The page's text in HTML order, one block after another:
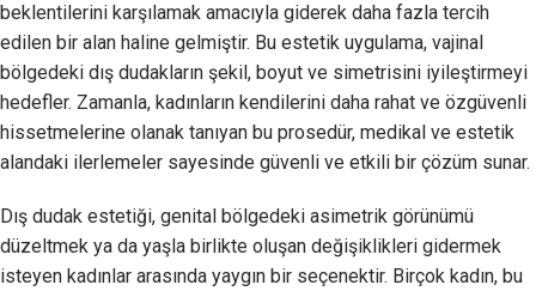
beklentilerini karşılamak amacıyla giderek daha fazla tercih
edilen bir alan haline gelmiştir. Bu estetik uygulama, vajinal
bölgedeki dış dudakların şekil, boyut ve simetrisini iyileştirmeyi
hedefler. Zamanla, kadınların kendilerini daha rahat ve özgüvenli
hissetmelerine olanak tanıyan bu prosedür, medikal ve estetik
alandaki ilerlemeler sayesinde güvenli ve etkili bir çözüm sunar.
Dış dudak estetiği, genital bölgedeki asimetrik görünümü
düzeltmek ya da yaşla birlikte oluşan değişiklikleri gidermek
isteyen kadınlar arasında yaygın bir seçenektir. Birçok kadın, bu